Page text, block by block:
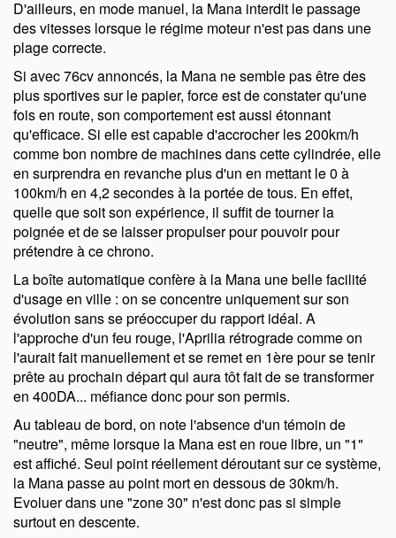
D'ailleurs, en mode manuel, la Mana interdit le passage
des vitesses lorsque le régime moteur n'est pas dans une
plage correcte.
Si avec 76cv annoncés, la Mana ne semble pas être des
plus sportives sur le papier, force est de constater qu'une
fois en route, son comportement est aussi étonnant
qu'efficace. Si elle est capable d'accrocher les 200km/h
comme bon nombre de machines dans cette cylindrée, elle
en surprendra en revanche plus d'un en mettant le 0 à
100km/h en 4,2 secondes à la portée de tous. En effet,
quelle que soit son expérience, il suffit de tourner la
poignée et de se laisser propulser pour pouvoir pour
prétendre à ce chrono.
La boîte automatique confère à la Mana une belle facilité
d'usage en ville : on se concentre uniquement sur son
évolution sans se préoccuper du rapport idéal. A
l'approche d'un feu rouge, l'Aprilia rétrograde comme on
l'aurait fait manuellement et se remet en 1ère pour se tenir
prête au prochain départ qui aura tôt fait de se transformer
en 400DA... méfiance donc pour son permis.
Au tableau de bord, on note l'absence d'un témoin de
neutre , même lorsque la Mana est en roue libre, un 1
est affiché. Seul point réellement déroutant sur ce système,
la Mana passe au point mort en dessous de 30km/h.
Evoluer dans une zone 30 n'est donc pas si simple
surtout en descente.